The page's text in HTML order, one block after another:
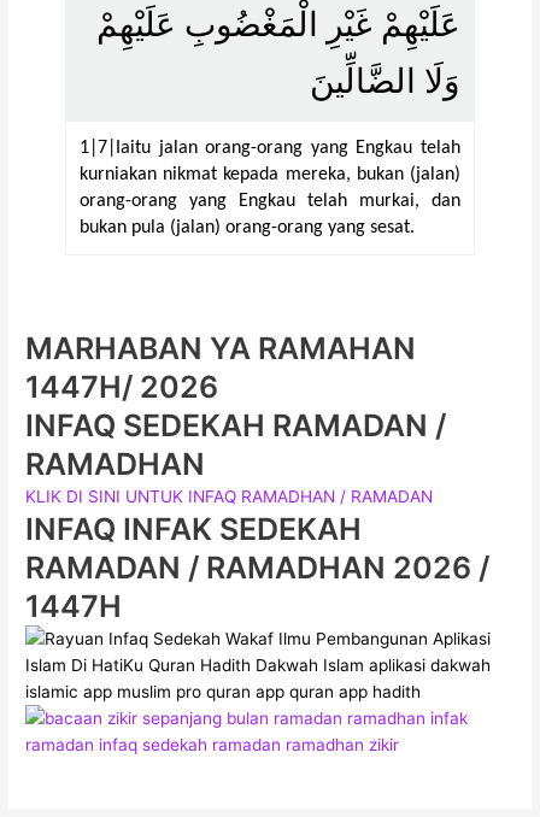
عَلَيْهِمْ غَيْرِ الْمَغْضُوبِ عَلَيْهِمْ
وَلَا الضَّالِّينَ
1|7|Iaitu jalan orang-orang yang Engkau telah
kurniakan nikmat kepada mereka, bukan (jalan)
orang-orang yang Engkau telah murkai, dan
bukan pula (jalan) orang-orang yang sesat.
MARHABAN YA RAMAHAN
1447H/ 2026
INFAQ SEDEKAH RAMADAN /
RAMADHAN
KLIK DI SINI UNTUK INFAQ RAMADHAN / RAMADAN
INFAQ INFAK SEDEKAH
RAMADAN / RAMADHAN 2026 /
1447H